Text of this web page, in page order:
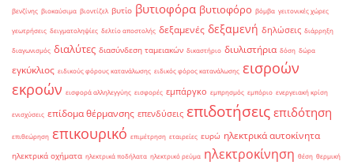
βενζίνης βιοκαύσιμα βιοντίζελ βυτίο βυτιοφόρα βυτιοφόρο βόμβα γειτονικές χώρες
γεωτρήσεις δειγματοληψίες δελτίο αποστολής δεξαμενές δεξαμενή δηλώσεις διάρρηξη
διαγωνισμός διαλύτες διασύνδεση ταμειακών δικαστήριο διυλιστήρια δόση δώρα
εγκύκλιος ειδικούς φόρους κατανάλωσης ειδικός φόρος κατανάλωσης εισροών
εκροών εισφορά αλληλεγγύης εισφορές εμπάργκο εμπρησμός εμπόριο ενεργειακή κρίση
ενισχύσεις επίδομα θέρμανσης επενδύσεις επιδοτήσεις επιδότηση
επιθεώρηση επικουρικό επιμέτρηση εταιρείες ευρώ ηλεκτρικά αυτοκίνητα
ηλεκτρικά οχήματα ηλεκτρικά ποδήλατα ηλεκτρικό ρεύμα ηλεκτροκίνηση θέση θερμική